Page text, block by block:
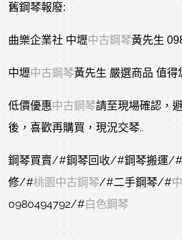
舊鋼琴報廢:
曲樂企業社 中壢中古鋼琴黃先生
中壢中古鋼琴黃先生 嚴選商品 值得
低價優惠中古鋼琴請至現場確認，
後，喜歡再購買，現況交琴..
鋼琴買賣/#鋼琴回收/#鋼琴搬運/
修/#桃園中古鋼琴/#二手鋼琴/#
0980494792/#白色鋼琴